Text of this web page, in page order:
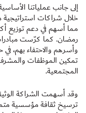
إلى جانب عملياتنا
خلال شراكات استراتيجية
رمضان. كما كرّست
وأسرهم والاحتفاء بهم،
تمكين الموظفات
المجتمعية.
وقد أسهمت الشراكة
ترسيخ ثقافة مؤسسية